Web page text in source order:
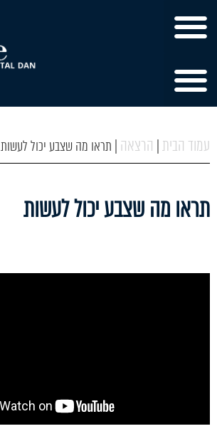
עמוד הבית| הרצאה | תראו מה שצבע יכול לעשות
תראו מה שצבע יכול לעשות